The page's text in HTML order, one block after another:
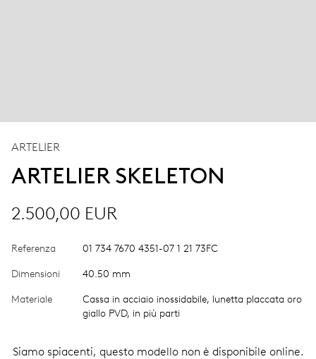
ARTELIER
ARTELIER SKELETON
2.500,00 EUR
Referenza 01 734 7670 4351-07 1 21 73FC
Dimensioni 40.50 mm
Materiale
Cassa in acciaio inossidabile, lunetta placcata oro
giallo PVD, in più parti
Siamo spiacenti, questo modello non è disponibile online.